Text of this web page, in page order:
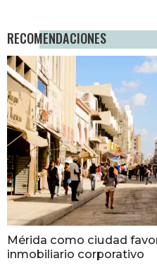
RECOMENDACIONES
Mérida como ciudad
inmobiliario corporativo